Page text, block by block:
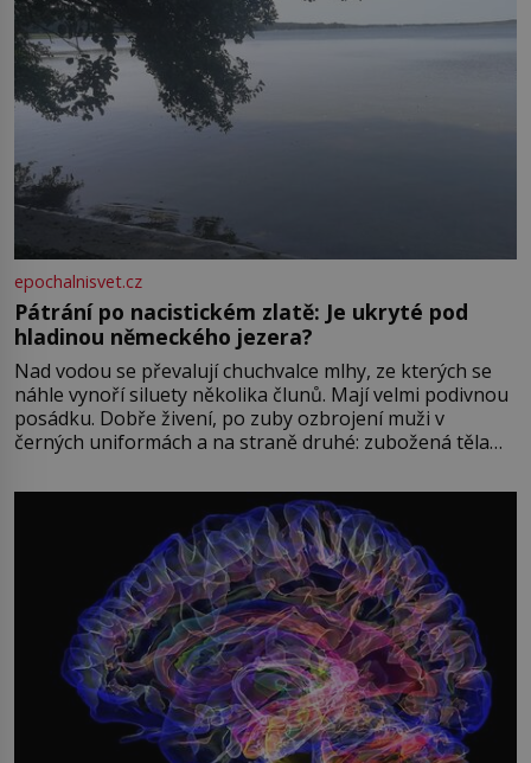
epochalnisvet.cz
Pátrání po nacistickém zlatě: Je ukryté pod
hladinou německého jezera?
Nad vodou se převalují chuchvalce mlhy, ze kterých se
náhle vynoří siluety několika člunů. Mají velmi podivnou
posádku. Dobře živení, po zuby ozbrojení muži v
černých uniformách a na straně druhé: zubožená těla
přízračná scéna znamená? Je jaro roku 1945, druhá
světová válka se chýlí ke konci. Jezero Stolpsee